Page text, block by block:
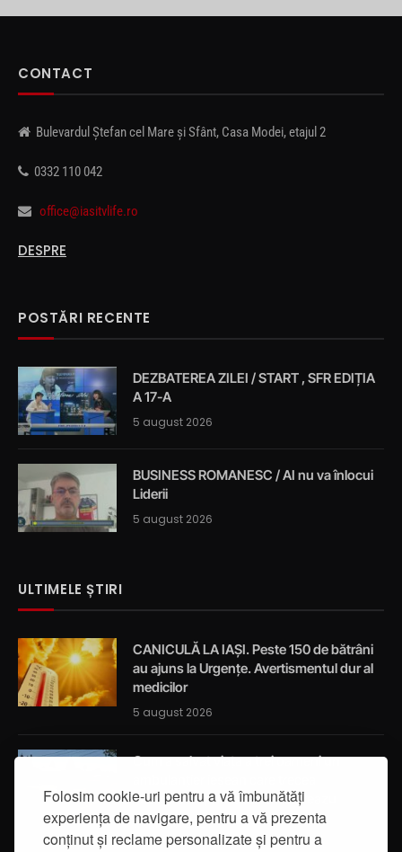
Folosim cookie-uri pentru a vă îmbunătăți
experiența de navigare, pentru a vă prezenta
conținut și reclame personalizate și pentru a
CONTACT
Bulevardul Ștefan cel Mare și Sfânt, Casa Modei, etajul 2
0332 110 042
office@iasitvlife.ro
DESPRE
POSTĂRI RECENTE
DEZBATEREA ZILEI / START , SFR EDIȚIA
A 17-A
5 august 2026
BUSINESS ROMANESC / AI nu va înlocui
Liderii
5 august 2026
ULTIMELE ȘTIRI
CANICULĂ LA IAȘI. Peste 150 de bătrâni
au ajuns la Urgențe. Avertismentul dur al
medicilor
5 august 2026
Cum a salvat viața a trei oameni un
întâmplător prin localitatea Breazu
5 august 2026